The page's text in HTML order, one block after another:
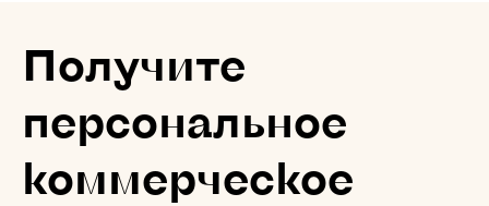
Получите
персональное
коммерческое